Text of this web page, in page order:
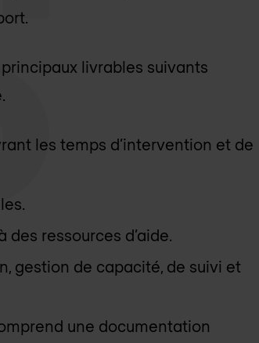
livrables suivants
les temps d’intervention et de
ressources d’aide.
gestion de capacité, de suivi et
une documentation